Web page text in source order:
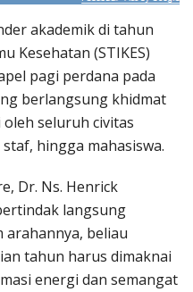
akademik di tahun
Kesehatan (STIKES)
pagi perdana pada
berlangsung khidmat
seluruh civitas
hingga mahasiswa.
Dr. Ns. Henrick
langsung
arahannya, beliau
tahun harus dimaknai
energi dan semangat